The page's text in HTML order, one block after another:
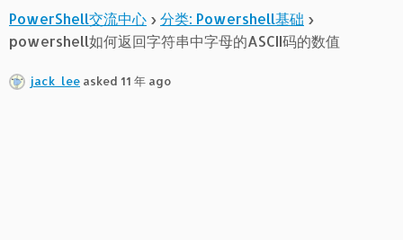
PowerShell交流中心 › 分类: Powershell基础 ›
powershell如何返回字符串中字母的ASCII码的数值
jack_lee asked 11 年 ago